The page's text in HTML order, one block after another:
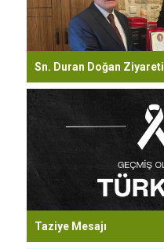
Sn. Duran Doğan Ziyareti
Taziye Mesajı